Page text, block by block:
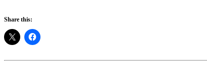
Share this: